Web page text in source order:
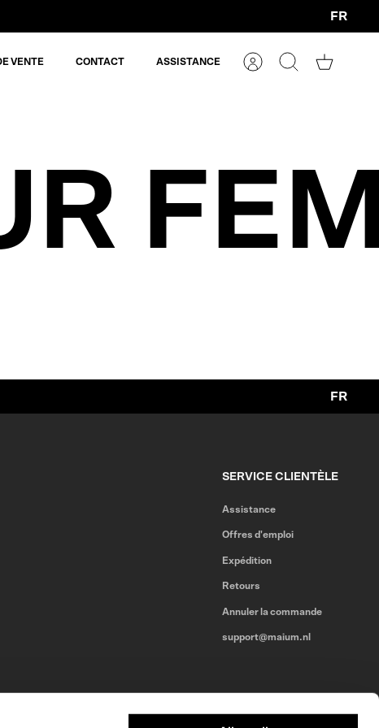
Devise
FR
VENTE CONTACT ASSISTANCE
CompteRechercher
Panier
FR
SERVICE CLIENTÈLE
Assistance
Offres d'emploi
Expédition
Retours
Annuler la commande
support@maium.nl